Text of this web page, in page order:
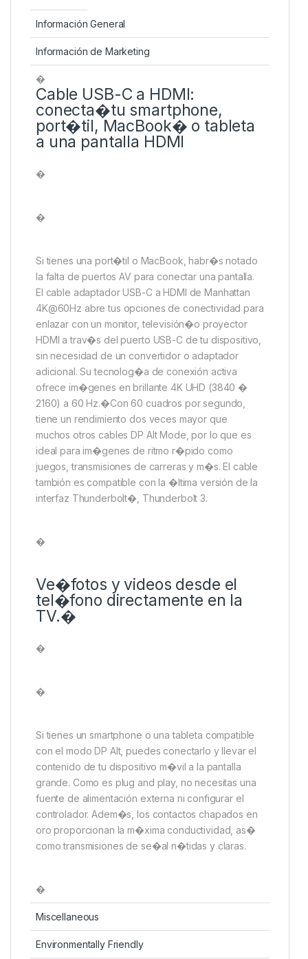
Información General
Información de Marketing
�
Cable USB-C a HDMI:
conecta�tu smartphone,
port�til, MacBook� o tableta
a una pantalla HDMI
�
�
Si tienes una port�til o MacBook, habr�s notado
la falta de puertos AV para conectar una pantalla.
El cable adaptador USB-C a HDMI de Manhattan
4K@60Hz abre tus opciones de conectividad para
enlazar con un monitor, televisión�o proyector
HDMI a trav�s del puerto USB-C de tu dispositivo,
sin necesidad de un convertidor o adaptador
adicional. Su tecnolog�a de conexión activa
ofrece im�genes en brillante 4K UHD (3840 �
2160) a 60 Hz.�Con 60 cuadros por segundo,
tiene un rendimiento dos veces mayor que
muchos otros cables DP Alt Mode, por lo que es
ideal para im�genes de ritmo r�pido como
juegos, transmisiones de carreras y m�s. El cable
tambión es compatible con la �ltima versión de la
interfaz Thunderbolt�, Thunderbolt 3.
�
Ve�fotos y videos desde el
tel�fono directamente en la
TV.�
�
�
Si tienes un smartphone o una tableta compatible
con el modo DP Alt, puedes conectarlo y llevar el
contenido de tu dispositivo m�vil a la pantalla
grande. Como es plug and play, no necesitas una
fuente de alimentación externa ni configurar el
controlador. Adem�s, los contactos chapados en
oro proporcionan la m�xima conductividad, as�
como transmisiones de se�al n�tidas y claras.
�
Miscellaneous
Environmentally Friendly